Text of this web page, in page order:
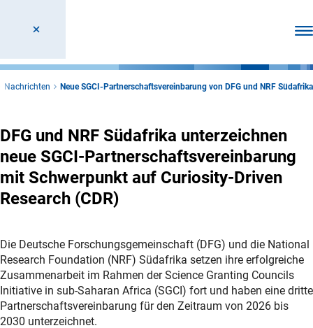
Nachrichten Neue SGCI-Partnerschaftsvereinbarung von DFG und NRF Südafrika
DFG und NRF Südafrika unterzeichnen
neue SGCI-Partnerschaftsvereinbarung
mit Schwerpunkt auf Curiosity-Driven
Research (CDR)
Die Deutsche Forschungsgemeinschaft (DFG) und die National
Research Foundation (NRF) Südafrika setzen ihre erfolgreiche
Zusammenarbeit im Rahmen der Science Granting Councils
Initiative in sub-Saharan Africa (SGCI) fort und haben eine dritte
Partnerschaftsvereinbarung für den Zeitraum von 2026 bis
2030 unterzeichnet.